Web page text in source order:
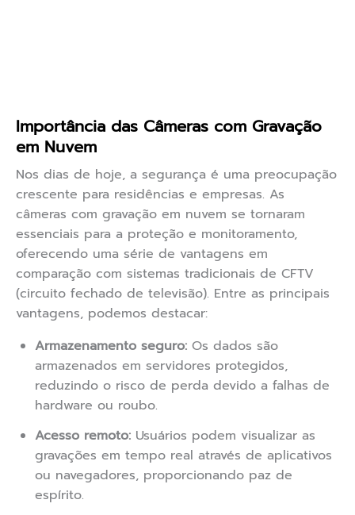
Importância das Câmeras com Gravação
em Nuvem
Nos dias de hoje, a segurança é uma preocupação
crescente para residências e empresas. As
câmeras com gravação em nuvem se tornaram
essenciais para a proteção e monitoramento,
oferecendo uma série de vantagens em
comparação com sistemas tradicionais de CFTV
(circuito fechado de televisão). Entre as principais
vantagens, podemos destacar:
Armazenamento seguro: Os dados são
armazenados em servidores protegidos,
reduzindo o risco de perda devido a falhas de
hardware ou roubo.
Acesso remoto: Usuários podem visualizar as
gravações em tempo real através de aplicativos
ou navegadores, proporcionando paz de
espírito.